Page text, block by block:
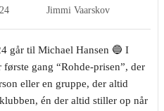
Jimmi Vaarskov
går til Michael Hansen 🔵 I
gang “Rohde-prisen”, der
eller en gruppe, der altid
én der altid stiller op når